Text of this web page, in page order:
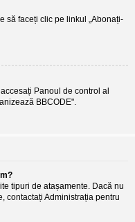
să faceți clic pe linkul „Abonați-
Panoul de control al
BBCODE".
tipuri de atașamente. Dacă nu
contactați Administrația pentru